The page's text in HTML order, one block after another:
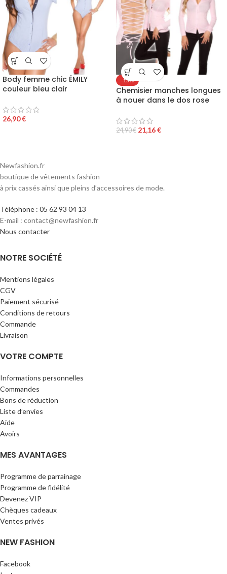
Body femme chic ÉMILY
couleur bleu clair
26,90€
-15%
Chemisier manches longues
à nouer dans le dos rose
24,90€ 21,16€
Newfashion.fr
boutique de vêtements fashion
à prix cassés ainsi que pleins d’accessoires de mode.
Téléphone : 05 62 93 04 13
E-mail : contact@newfashion.fr
Nous contacter
NOTRE SOCIÉTÉ
Mentions légales
CGV
Paiement sécurisé
Conditions de retours
Commande
Livraison
VOTRE COMPTE
Informations personnelles
Commandes
Bons de réduction
Liste d’envies
Aide
Avoirs
MES AVANTAGES
Programme de parrainage
Programme de fidélité
Devenez VIP
Chèques cadeaux
Ventes privés
NEW FASHION
Facebook